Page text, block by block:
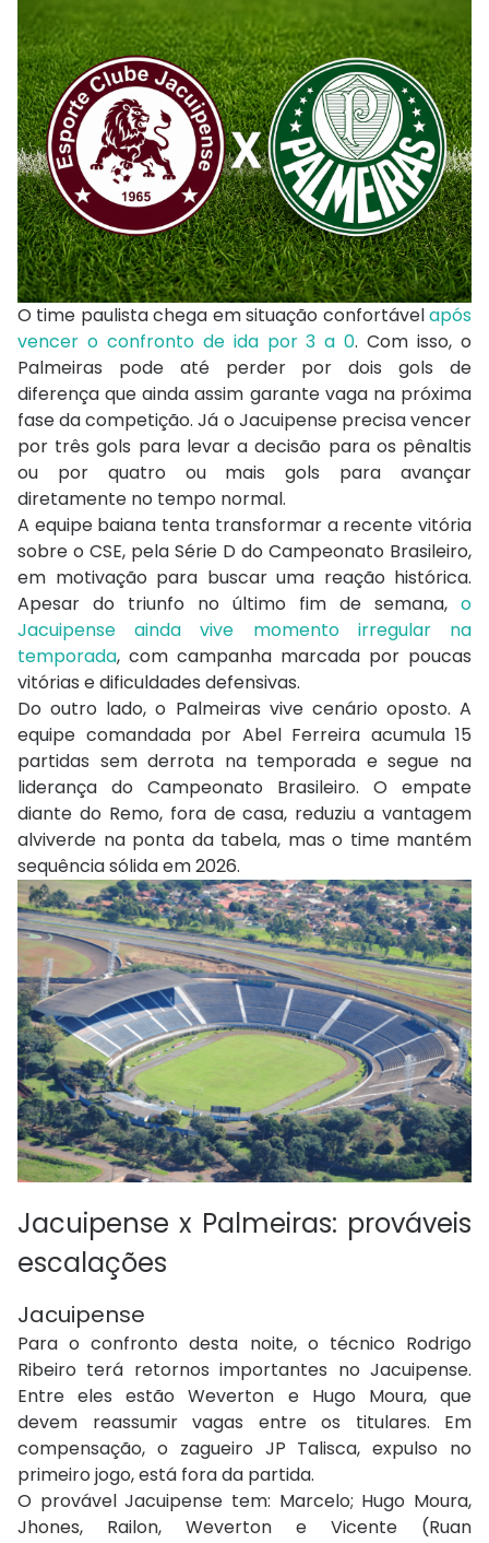
O time paulista chega em situação confortávelapós
vencer o confronto de ida por 3 a 0. Com isso, o
Palmeiras pode até perder por dois gols de
diferença que ainda assim garante vaga na próxima
fase da competição. Já o Jacuipense precisa vencer
por três gols para levar a decisão para os pênaltis
ou por quatro ou mais gols para avançar
diretamente no tempo normal.
A equipe baiana tenta transformar a recente vitória
sobre o CSE, pela Série D do Campeonato Brasileiro,
em motivação para buscar uma reação histórica.
Apesar do triunfo no último fim de semana, o
Jacuipense ainda vive momento irregular na
temporada, com campanha marcada por poucas
vitórias e dificuldades defensivas.
Do outro lado, o Palmeiras vive cenário oposto. A
equipe comandada por Abel Ferreira acumula 15
partidas sem derrota na temporada e segue na
liderança do Campeonato Brasileiro. O empate
diante do Remo, fora de casa, reduziu a vantagem
alviverde na ponta da tabela, mas o time mantém
sequência sólida em 2026.
Jacuipense x Palmeiras: prováveis
escalações
Jacuipense
Para o confronto desta noite, o técnico Rodrigo
Ribeiro terá retornos importantes no Jacuipense.
Entre eles estão Weverton e Hugo Moura, que
devem reassumir vagas entre os titulares. Em
compensação, o zagueiro JP Talisca, expulso no
primeiro jogo, está fora da partida.
O provável Jacuipense tem: Marcelo; Hugo Moura,
Jhones, Railon, Weverton e Vicente (Ruan